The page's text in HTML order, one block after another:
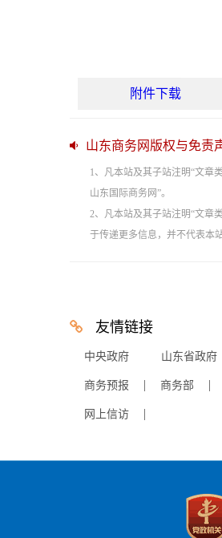
附件下载
山东商务网版权与免责
1、凡本站及其子站注明“文章
山东国际商务网”。
2、凡本站及其子站注明“文章
于传递更多信息，并不代表本